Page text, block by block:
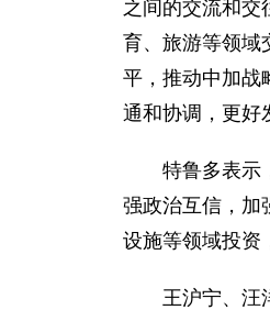
之间的交流和交
育、旅游等领域
平，推动中加战
通和协调，更好
特鲁多表示，
强政治互信，加
设施等领域投资
王沪宁、汪洋